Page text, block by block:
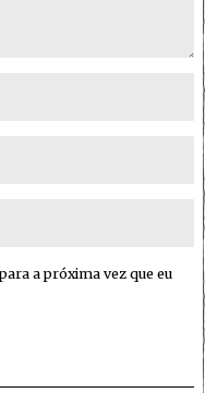
a próxima vez que eu